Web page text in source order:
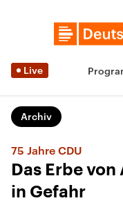
Live
Archiv
75 Jahre CDU
Das Erbe
in Gefahr